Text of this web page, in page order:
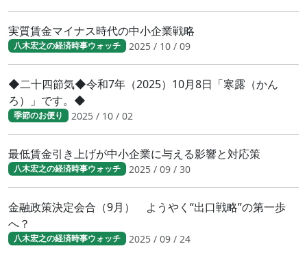
実質賃金マイナス時代の中小企業戦略
八木宏之の経済時事ウォッチ 2025 / 10 / 09
◆二十四節気◆令和7年（2025）10月8日「寒露（かん
ろ）」です。◆
季節のお便り 2025 / 10 / 02
最低賃金引き上げが中小企業に与える影響と対応策
八木宏之の経済時事ウォッチ 2025 / 09 / 30
金融政策決定会合（9月） ようやく“出口戦略”の第一歩
へ？
八木宏之の経済時事ウォッチ 2025 / 09 / 24